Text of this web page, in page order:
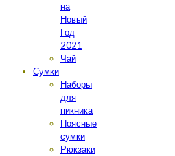
на
Новый
Год
2021
Чай
Сумки
Наборы
для
пикника
Поясные
сумки
Рюкзаки